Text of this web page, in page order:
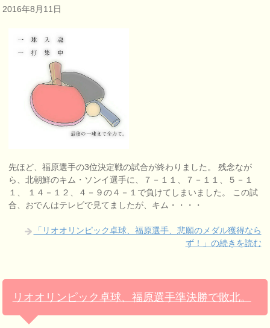
2016年8月11日
先ほど、福原選手の3位決定戦の試合が終わりました。 残念なが
ら、北朝鮮のキム・ソンイ選手に、７－１１、７－１１、５－１
１、 １４－１２、４－９の４－１で負けてしまいました。 この試
合、おでんはテレビで見てましたが、キム・・・・
「リオオリンピック卓球、福原選手、悲願のメダル獲得なら
ず！」の続きを読む
リオオリンピック卓球、福原選手準決勝で敗北。